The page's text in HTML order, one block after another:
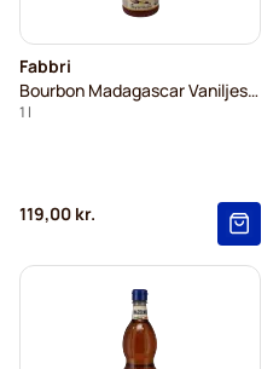
Fabbri
Bourbon Madagascar Vaniljesirup Plus
1 l
119,00 kr.